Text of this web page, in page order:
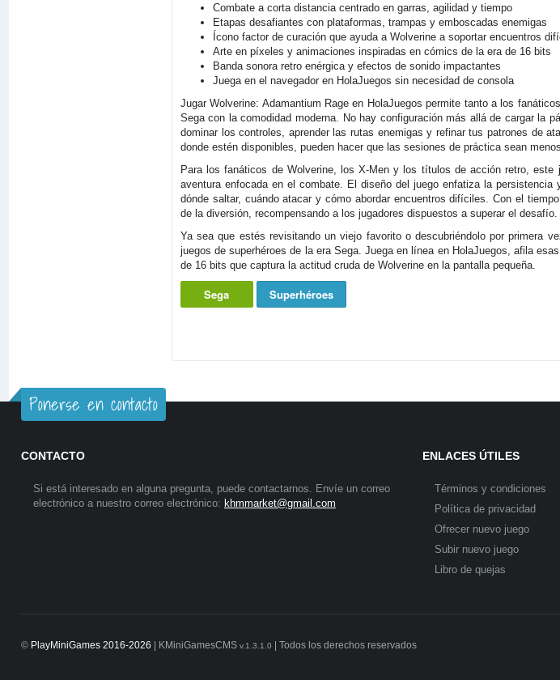
Combate a corta distancia centrado en garras, agilidad y tiempo
Etapas desafiantes con plataformas, trampas y emboscadas enemigas
Ícono factor de curación que ayuda a Wolverine a soportar encuentros
Arte en píxeles y animaciones inspiradas en cómics de la era de 16 bits
Banda sonora retro enérgica y efectos de sonido impactantes
Juega en el navegador en HolaJuegos sin necesidad de consola
Jugar Wolverine: Adamantium Rage en HolaJuegos permite tanto a los
Sega con la comodidad moderna. No hay configuración más allá de cargar la
dominar los controles, aprender las rutas enemigas y refinar tus patrones de
donde estén disponibles, pueden hacer que las sesiones de práctica sean
Para los fanáticos de Wolverine, los X-Men y los títulos de acción retro,
aventura enfocada en el combate. El diseño del juego enfatiza la
dónde saltar, cuándo atacar y cómo abordar encuentros difíciles. Con el
de la diversión, recompensando a los jugadores dispuestos a superar el desafío.
Ya sea que estés revisitando un viejo favorito o descubriéndolo por primera
juegos de superhéroes de la era Sega. Juega en línea en HolaJuegos, afila
de 16 bits que captura la actitud cruda de Wolverine en la pantalla pequeña.
Sega Superhéroes
Ponerse en contacto
CONTACTO
Si está interesado en alguna pregunta, puede contactarnos. Envíe un correo
electrónico a nuestro correo electrónico: khmmarket@gmail.com
ENLACES ÚTILES
Términos y condiciones
Política de privacidad
Ofrecer nuevo juego
Subir nuevo juego
Libro de quejas
© PlayMiniGames 2016-2026 | KMiniGamesCMS v.1.3.1.0 | Todos los derechos reservados